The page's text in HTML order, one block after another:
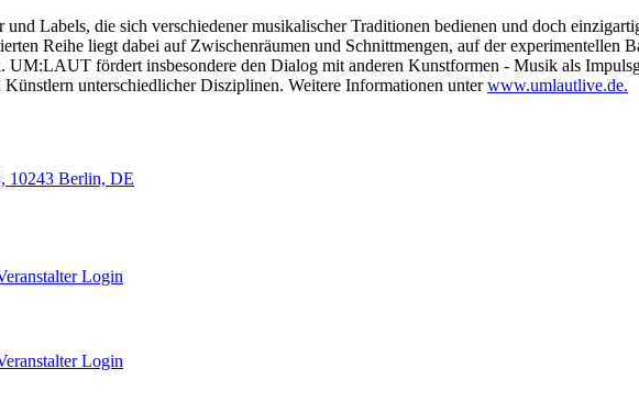
Labels, die sich verschiedener musikalischer Traditionen bedienen und doch
Reihe liegt dabei auf Zwischenräumen und Schnittmengen, auf der experimentellen
UM:LAUT fördert insbesondere den Dialog mit anderen Kunstformen - Musik als
unterschiedlicher Disziplinen. Weitere Informationen unterwww.umlautlive.de.
10243 Berlin, DE
Login
Login